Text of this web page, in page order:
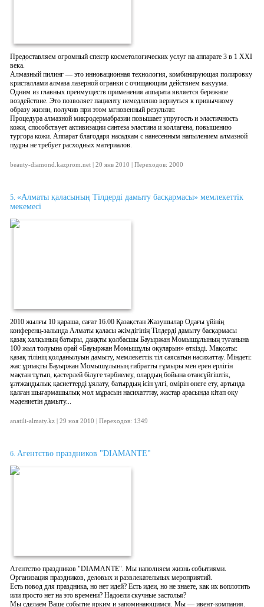
Предоставляем огромный спектр косметологических услуг на аппарате 3 в 1 XXI
века.
Алмазный пилинг — это инновационная технология, комбинирующая полировку
кристаллами алмаза лазерной огранки с очищающим действием вакуума.
Одним из главных преимуществ применения аппарата является бережное
воздействие. Это позволяет пациенту немедленно вернуться к привычному
образу жизни, получив при этом мгновенный результат.
Процедура алмазной микродермабразии повышает упругость и эластичность
кожи, способствует активизации синтеза эластина и коллагена, повышению
тургора кожи. Аппарат благодаря насадкам с нанесенным напылением алмазной
пудры не требует расходных материалов.
beauty-diamond.kazprom.net | 20 янв 2010 | Переходов: 2000
5. «Алматы қаласының Тілдерді дамыту басқармасы» мемлекеттік
мекемесі
2010 жылғы 10 қараша, сағат 16.00 Қазақстан Жазушылар Одағы үйінің
конференц-залында Алматы қаласы әкімдігінің Тілдерді дамыту басқармасы
қазақ халқының батыры, даңқты қолбасшы Бауыржан Момышұлының туғанына
100 жыл толуына орай «Бауыржан Момышұлы оқуларын» өткізді. Мақсаты:
қазақ тілінің қолданылуын дамыту, мемлекеттік тіл саясатын насихаттау. Міндеті:
жас ұрпақты Бауыржан Момышұлының ғибратты ғұмыры мен ерен ерлігін
мақтан тұтып, қастерлей білуге тәрбиелеу, олардың бойына отансүйгіштік,
ұлтжандылық қасиеттерді ұялату, батырдың ісін үлгі, өмірін өнеге ету, артында
қалған шығармашылық мол мұрасын насихатттау, жастар арасында кітап оқу
мәдениетін дамыту...
anatili-almaty.kz | 29 ноя 2010 | Переходов: 1349
6. Агентство праздников "DIAMANTE"
Агентство праздников "DIAMANTE". Мы наполняем жизнь событиями.
Организация праздников, деловых и развлекательных мероприятий.
Есть повод для праздника, но нет идей? Есть идеи, но не знаете, как их воплотить
или просто нет на это времени? Надоели скучные застолья?
Мы сделаем Ваше событие ярким и запоминающимся. Мы — ивент-компания.